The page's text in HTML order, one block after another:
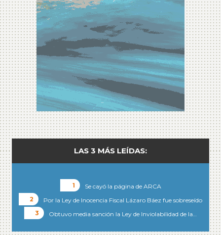
LAS 3 MÁS LEÍDAS:
Se cayó la página de ARCA
Por la Ley de Inocencia Fiscal Lázaro Báez fue sobreseído
Obtuvo media sanción la Ley de Inviolabilidad de la…